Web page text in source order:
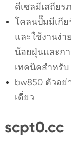
ดีเซลมีเสถีย
โคลนปั๊มมีเกี
และใช้งานง่า
น้อยฝุ่นและก
เทคนิคสำหรับ
bw850 ตัวอ
เดี่ยว
scpt0.cc